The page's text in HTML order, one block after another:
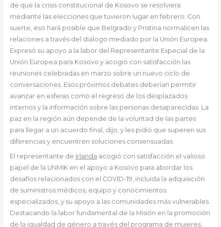
de que la crisis constitucional de Kosovo se resolviera
mediante las elecciones que tuvieron lugar en febrero. Con
suerte, eso hará posible que Belgrado y Pristina normalicen las
relaciones a través del diálogo mediado por la Unión Europea.
Expresó su apoyo a la labor del Representante Especial de la
Unión Europea para Kosovo y acogió con satisfacción las
reuniones celebradas en marzo sobre un nuevo ciclo de
conversaciones. Esos próximos debates deberían permitir
avanzar en esferas como el regreso de los desplazados
internos y la información sobre las personas desaparecidas. La
paz en la región aún depende de la voluntad de las partes
para llegar a un acuerdo final, dijo, y les pidió que superen sus
diferencias y encuentren soluciones consensuadas.
El representante de Irlanda acogió con satisfacción el valioso
papel de la UNMIK en el apoyo a Kosovo para abordar los
desafíos relacionados con el COVID-19, incluida la adquisición
de suministros médicos, equipo y conocimientos
especializados, y su apoyo a las comunidades más vulnerables.
Destacando la labor fundamental de la Misión en la promoción
de la igualdad de género a través del programa de mujeres,